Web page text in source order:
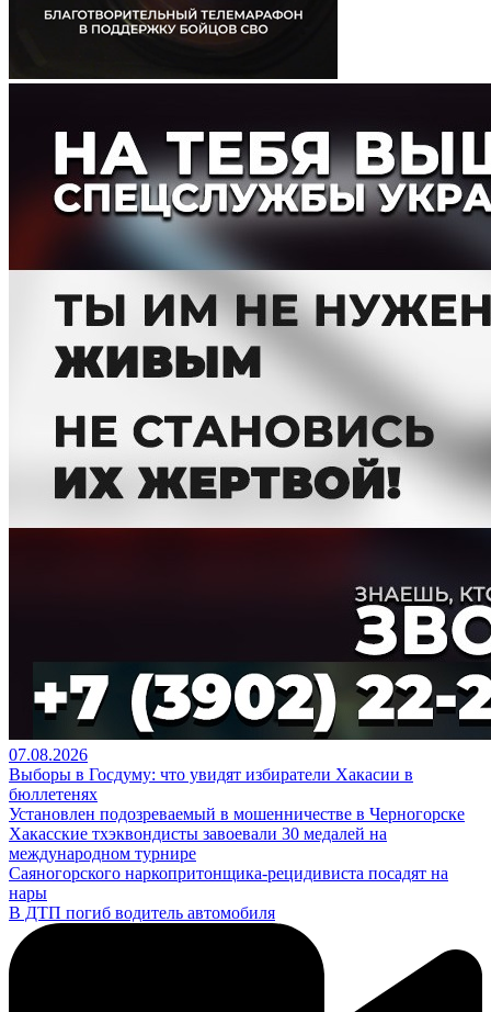
07.08.2026
Выборы в Госдуму: что увидят избиратели Хакасии в
бюллетенях
Установлен подозреваемый в мошенничестве в Черногорске
Хакасские тхэквондисты завоевали 30 медалей на
международном турнире
Саяногорского наркопритонщика-рецидивиста посадят на
нары
В ДТП погиб водитель автомобиля